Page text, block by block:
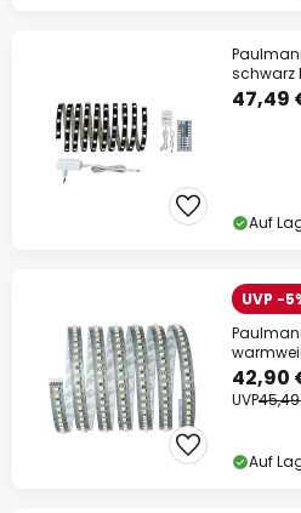
schwarz
47,49
Auf
UVP -
42,90
UVP
Auf